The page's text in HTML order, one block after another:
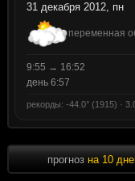
31 декабря 2012, пн
переменная
9:55 → 16:52
день 6:57
рекорды: -44.0° (1915) ·
прогноз на 10